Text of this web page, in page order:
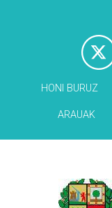
HONI BURUZ
ARAUAK